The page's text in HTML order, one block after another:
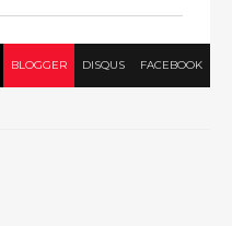
BLOGGER DISQUS FACEBOOK